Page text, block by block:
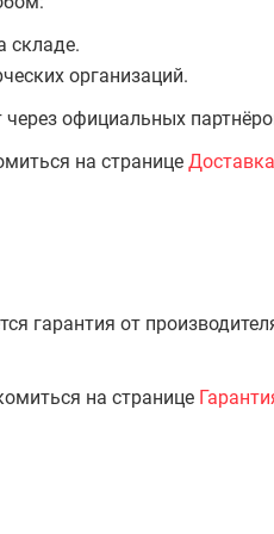
складе.
организаций.
официальных
на странице
гарантия от
на странице